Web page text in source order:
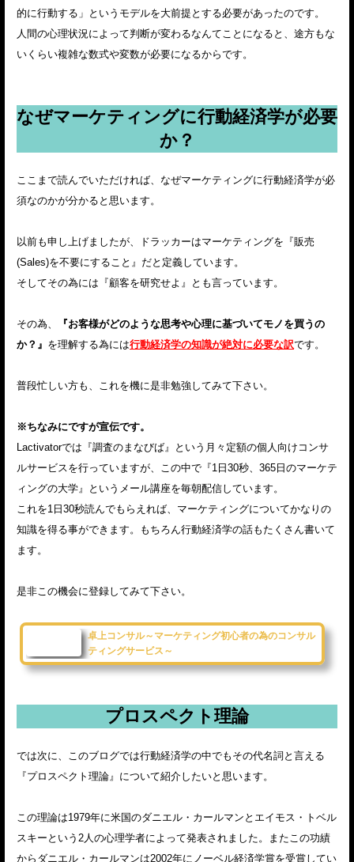
的に行動する」というモデルを大前提とする必要があったのです。
人間の心理状況によって判断が変わるなんてことになると、途方もな
いくらい複雑な数式や変数が必要になるからです。
なぜマーケティングに行動経済学が必要
か？
ここまで読んでいただければ、なぜマーケティングに行動経済学が必
須なのかが分かると思います。
以前も申し上げましたが、ドラッカーはマーケティングを『販売
(Sales)を不要にすること』だと定義しています。
そしてその為には『顧客を研究せよ』とも言っています。
その為、
『お客様がどのような思考や心理に基づいてモノを買うの
か？』 を理解する為には行動経済学の知識が絶対に必要な訳です。
普段忙しい方も、これを機に是非勉強してみて下さい。
※ちなみにですが宣伝です。
Lactivatorでは『調査のまなびば』という月々定額の個人向けコンサ
ルサービスを行っていますが、この中で『1日30秒、365日のマーケテ
ィングの大学』というメール講座を毎朝配信しています。
これを1日30秒読んでもらえれば、マーケティングについてかなりの
知識を得る事ができます。もちろん行動経済学の話もたくさん書いて
ます。
是非この機会に登録してみて下さい。
卓上コンサル～マーケティング初心者の為のコンサル
ティングサービス～
プロスペクト理論
では次に、このブログでは行動経済学の中でもその代名詞と言える
『プロスペクト理論』について紹介したいと思います。
この理論は1979年に米国のダニエル・カールマンとエイモス・トベル
スキーという2人の心理学者によって発表されました。またこの功績
からダニエル・カールマンは2002年にノーベル経済学賞を受賞してい